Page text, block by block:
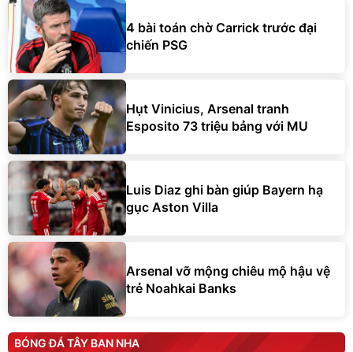
4 bài toán chờ Carrick trước đại
chiến PSG
Hụt Vinicius, Arsenal tranh
Esposito 73 triệu bảng với MU
Luis Diaz ghi bàn giúp Bayern hạ
gục Aston Villa
Arsenal vỡ mộng chiêu mộ hậu vệ
trẻ Noahkai Banks
BÓNG ĐÁ TÂY BAN NHA